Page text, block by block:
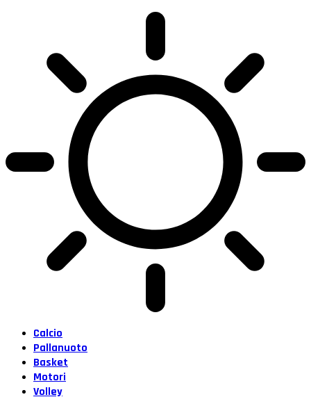
Calcio
Pallanuoto
Basket
Motori
Volley